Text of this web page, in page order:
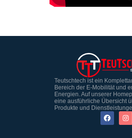
Teutschtech ist ein
Bereich der E-Mobilität und
Energien. Auf unserer
eine ausführliche Übersicht
Produkte und